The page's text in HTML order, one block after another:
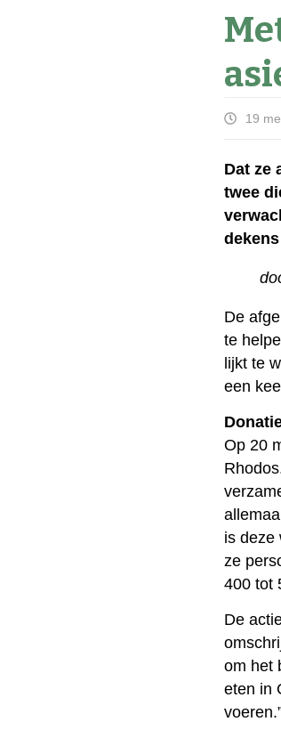
19
Dat ze
twee
De
te
lijkt te
een
Op 20
is deze
ze
400 tot
De
om het
eten in